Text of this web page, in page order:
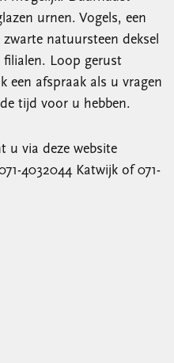
urnen. Vogels, een
natuursteen deksel
filialen. Loop gerust
een afspraak als u vragen
tijd voor u hebben.
u via deze website
4032044 Katwijk of 071-